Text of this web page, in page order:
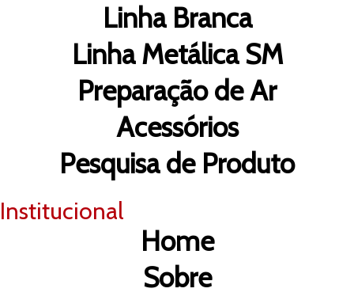
Linha Branca
Linha Metálica SM
Preparação de Ar
Acessórios
Pesquisa de Produto
Institucional
Home
Sobre